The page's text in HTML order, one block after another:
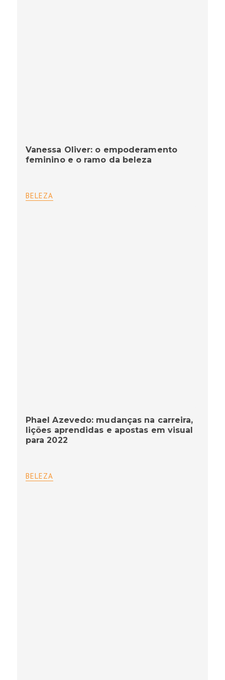
Vanessa Oliver: o empoderamento
feminino e o ramo da beleza
BELEZA
Phael Azevedo: mudanças na carreira,
lições aprendidas e apostas em visual
para 2022
BELEZA